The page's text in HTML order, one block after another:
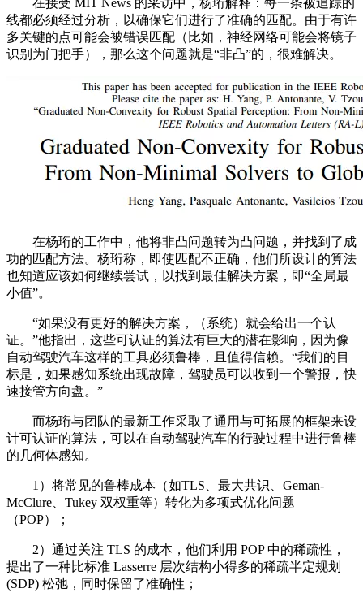
线都必须经过分析，以确保它们进行了准确的匹配。由于有许
多关键的点可能会被错误匹配（比如，神经网络可能会将镜子
识别为门把手），那么这个问题就是“非凸”的，很难解决。
在杨珩的工作中，他将非凸问题转为凸问题，并找到了成
功的匹配方法。杨珩称，即使匹配不正确，他们所设计的算法
也知道应该如何继续尝试，以找到最佳解决方案，即“全局最
小值”。
“如果没有更好的解决方案，（系统）就会给出一个认
证。”他指出，这些可认证的算法有巨大的潜在影响，因为像
自动驾驶汽车这样的工具必须鲁棒，且值得信赖。“我们的目
标是，如果感知系统出现故障，驾驶员可以收到一个警报，快
速接管方向盘。”
而杨珩与团队的最新工作采取了通用与可拓展的框架来设
计可认证的算法，可以在自动驾驶汽车的行驶过程中进行鲁棒
的几何体感知。
1）将常见的鲁棒成本（如TLS、最大共识、Geman-
McClure、Tukey 双权重等）转化为多项式优化问题
（POP）；
2）通过关注 TLS 的成本，他们利用 POP 中的稀疏性，
提出了一种比标准 Lasserre 层次结构小得多的稀疏半定规划
(SDP) 松弛，同时保留了准确性；